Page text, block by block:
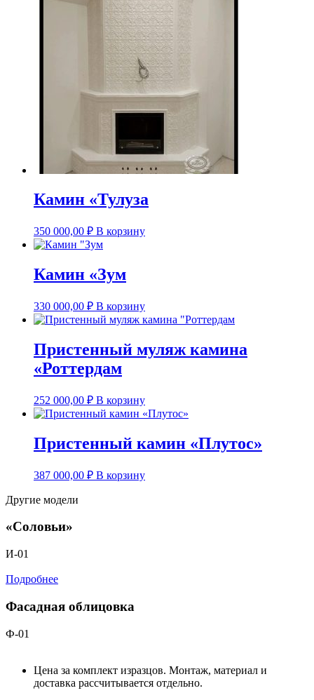
Камин «Тулуза
350 000,00 ₽ В корзину
Камин «Зум
330 000,00 ₽ В корзину
Пристенный муляж камина
«Роттердам
252 000,00 ₽ В корзину
Пристенный камин «Плутос»
387 000,00 ₽ В корзину
Другие модели
«Соловьи»
И-01
Подробнее
Фасадная облицовка
Ф-01
Цена за комплект изразцов. Монтаж, материал и
доставка рассчитывается отдельно.